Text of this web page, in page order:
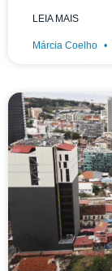
LEIA MAIS
Márcia Coelho